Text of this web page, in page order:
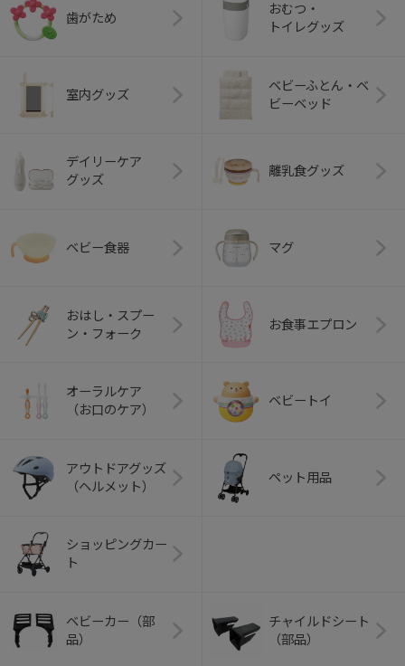
歯がため
おむつ・
トイレグッズ
室内グッズ
ベビーふとん・ベ
ビーベッド
デイリーケア
グッズ
離乳食グッズ
ベビー食器 マグ
おはし・スプー
ン・フォーク
お食事エプロン
オーラルケア
（お口のケア）
ベビートイ
アウトドアグッズ
（ヘルメット）
ペット用品
ショッピングカー
ト
ベビーカー（部
品）
チャイルドシート
（部品）